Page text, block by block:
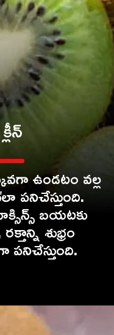
ఉండటం వల్ల
పనిచేస్తుంది.
బయటకు
శుభ్రం